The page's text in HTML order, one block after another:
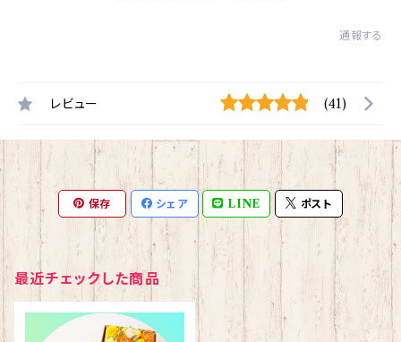
通報する
レビュー (41)
保存 シェア LINE ポスト
最近チェックした商品